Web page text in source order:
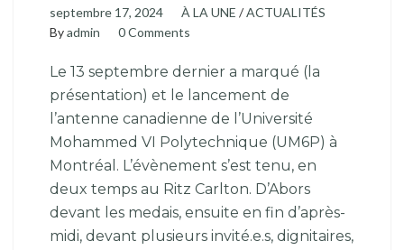
septembre 17, 2024 À LA UNE /ACTUALITÉS
Byadmin 0 Comments
Le 13 septembre dernier a marqué (la
présentation) et le lancement de
l’antenne canadienne de l’Université
Mohammed VI Polytechnique (UM6P) à
Montréal. L’évènement s’est tenu, en
deux temps au Ritz Carlton. D’Abors
devant les medais, ensuite en fin d’après-
midi, devant plusieurs invité.e.s, dignitaires,